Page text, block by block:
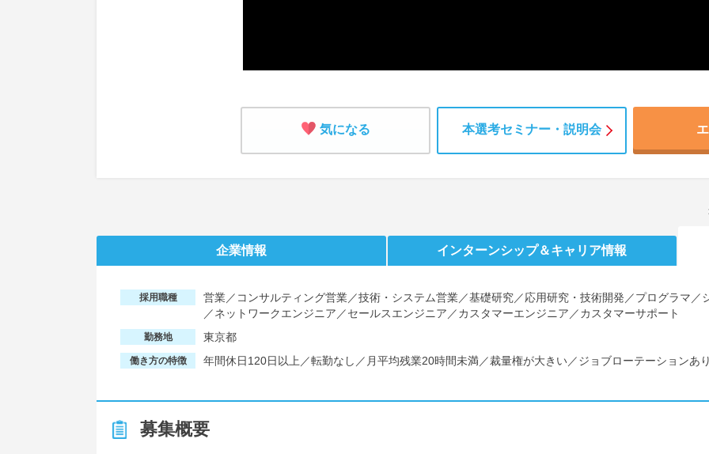
気になる 本選考セミナー・説明会
企業情報 インターンシップ＆キャリア情報
採用職種
営業／コンサルティング営業／技術・システム営業／基礎研究／応用研究・技術開発／プログラマ／
／ネットワークエンジニア／セールスエンジニア／カスタマーエンジニア／カスタマーサポート
勤務地 東京都
働き方の特徴 年間休日120日以上／転勤なし／月平均残業20時間未満／裁量権が大きい／ジョブローテーションあ
募集概要